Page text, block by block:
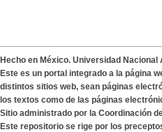
Hecho en México. Universidad
Este es un portal integrado a la página
distintos sitios web, sean páginas
los textos como de las páginas
Sitio administrado por la Coordinación
Este repositorio se rige por los